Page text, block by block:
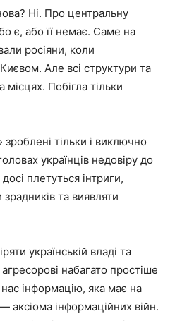
Ні. Про центральну
є, або її немає. Саме на
росіяни, коли
Але всі структури та
Побігла тільки
тільки і виключно
українців недовіру до
плетуться інтриги,
та виявляти
українській владі та
набагато простіше
інформацію, яка має на
аксіома інформаційних війн.